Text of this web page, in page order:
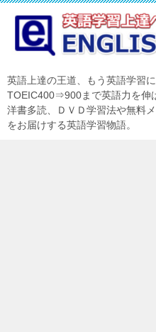
英語上達の王道、もう英語学習
TOEIC400⇒900まで英語力を伸
洋書多読、ＤＶＤ学習法や無料
をお届けする英語学習物語。